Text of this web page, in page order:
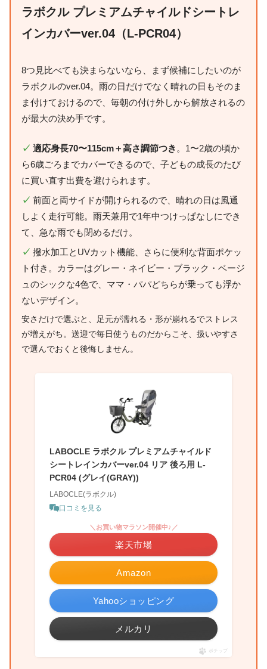
ラボクル プレミアムチャイルドシートレ
インカバーver.04（L-PCR04）
8つ見比べても決まらないなら、まず候補にしたいのが
ラボクルのver.04。雨の日だけでなく晴れの日もそのま
ま付けておけるので、毎朝の付け外しから解放されるの
が最大の決め手です。
✓ 適応身長70〜115cm＋高さ調節つき 。1〜2歳の頃か
ら6歳ごろまでカバーできるので、子どもの成長のたび
に買い直す出費を避けられます。
✓ 前面と両サイドが開けられるので、晴れの日は風通
しよく走行可能。雨天兼用で1年中つけっぱなしにでき
て、急な雨でも閉めるだけ。
✓ 撥水加工とUVカット機能、さらに便利な背面ポケッ
ト付き。カラーはグレー・ネイビー・ブラック・ベージ
ュのシックな4色で、ママ・パパどちらが乗っても浮か
ないデザイン。
安さだけで選ぶと、足元が濡れる・形が崩れるでストレス
が増えがち。送迎で毎日使うものだからこそ、扱いやすさ
で選んでおくと後悔しません。
LABOCLE ラボクル プレミアムチャイルド
シートレインカバーver.04 リア 後ろ用 L-
PCR04 (グレイ(GRAY))
LABOCLE(ラボクル)
口コミを見る
Amazon
＼お買い物マラソン開催中♪／
楽天市場
Yahooショッピング
メルカリ
ポチップ